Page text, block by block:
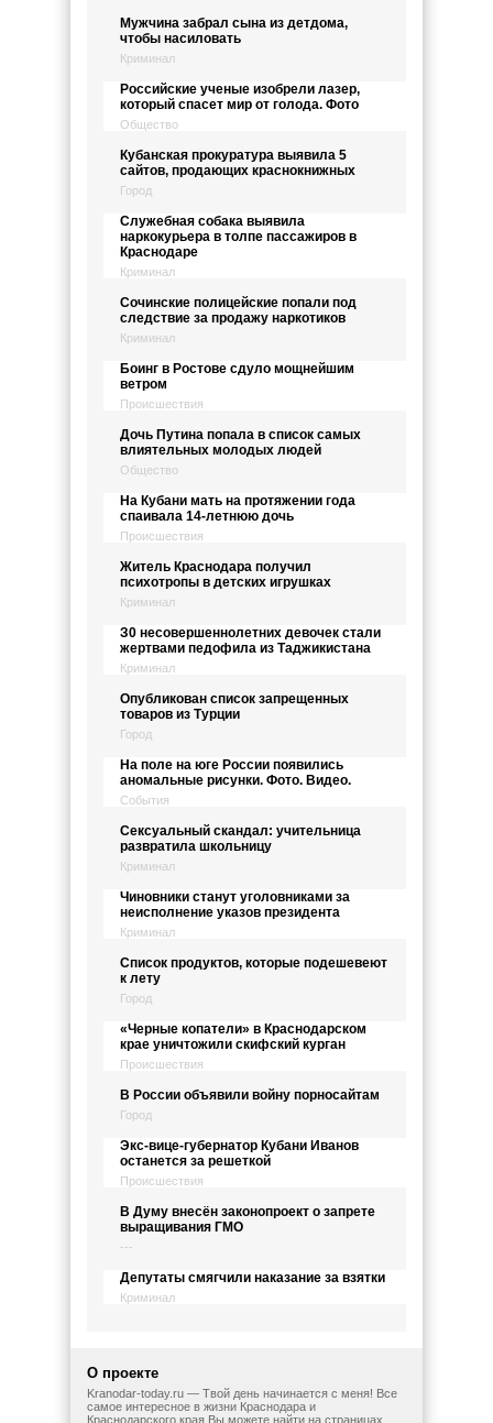
Мужчина забрал сына из детдома,
чтобы насиловать
Криминал
Российские ученые изобрели лазер,
который спасет мир от голода. Фото
Общество
Кубанская прокуратура выявила 5
сайтов, продающих краснокнижных
Город
Служебная собака выявила
наркокурьера в толпе пассажиров в
Краснодаре
Криминал
Сочинские полицейские попали под
следствие за продажу наркотиков
Криминал
Боинг в Ростове сдуло мощнейшим
ветром
Происшествия
Дочь Путина попала в список самых
влиятельных молодых людей
Общество
На Кубани мать на протяжении года
спаивала 14-летнюю дочь
Происшествия
Житель Краснодара получил
психотропы в детских игрушках
Криминал
З0 несовершеннолетних девочек стали
жертвами педофила из Таджикистана
Криминал
Опубликован список запрещенных
товаров из Турции
Город
На поле на юге России появились
аномальные рисунки. Фото. Видео.
События
Сексуальный скандал: учительница
развратила школьницу
Криминал
Чиновники станут уголовниками за
неисполнение указов президента
Криминал
Список продуктов, которые подешевеют
к лету
Город
«Черные копатели» в Краснодарском
крае уничтожили скифский курган
Происшествия
В России объявили войну порносайтам
Город
Экс-вице-губернатор Кубани Иванов
останется за решеткой
Происшествия
В Думу внесён законопроект о запрете
выращивания ГМО
---
Депутаты смягчили наказание за взятки
Криминал
О проекте
Kranodar-today.ru — Твой день начинается с меня! Все
самое интересное в жизни Краснодара и
Краснодарского края Вы можете найти на страницах